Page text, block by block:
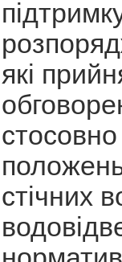
які
стосовно
стічних